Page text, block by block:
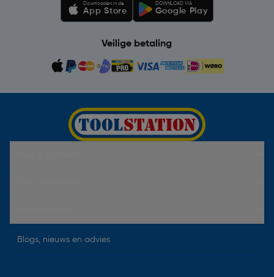
Downloaden in de
App Store
DOWNLOAD VIA
Google Play
Veilige betaling
Blogs, nieuws en advies